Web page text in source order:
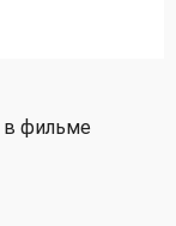
в фильме